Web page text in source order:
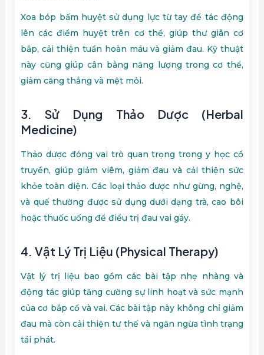
Xoa bóp bấm huyệt sử dụng lực từ tay để tác động
lên các điểm huyệt trên cơ thể, giúp thư giãn cơ
bắp, cải thiện tuần hoàn máu và giảm đau. Kỹ thuật
này cũng giúp cân bằng năng lượng trong cơ thể,
giảm căng thẳng và mệt mỏi.
3.Sử Dụng Thảo Dược (Herbal
Medicine)
Thảo dược đóng vai trò quan trọng trong y học cổ
truyền, giúp giảm viêm, giảm đau và cải thiện sức
khỏe toàn diện. Các loại thảo dược như gừng, nghệ,
và quế thường được sử dụng dưới dạng trà, cao bôi
hoặc thuốc uống để điều trị đau vai gáy.
4.Vật Lý Trị Liệu (Physical Therapy)
Vật lý trị liệu bao gồm các bài tập nhẹ nhàng và
động tác giúp tăng cường sự linh hoạt và sức mạnh
của cơ bắp cổ và vai. Các bài tập này không chỉ giảm
đau mà còn cải thiện tư thế và ngăn ngừa tình trạng
tái phát.